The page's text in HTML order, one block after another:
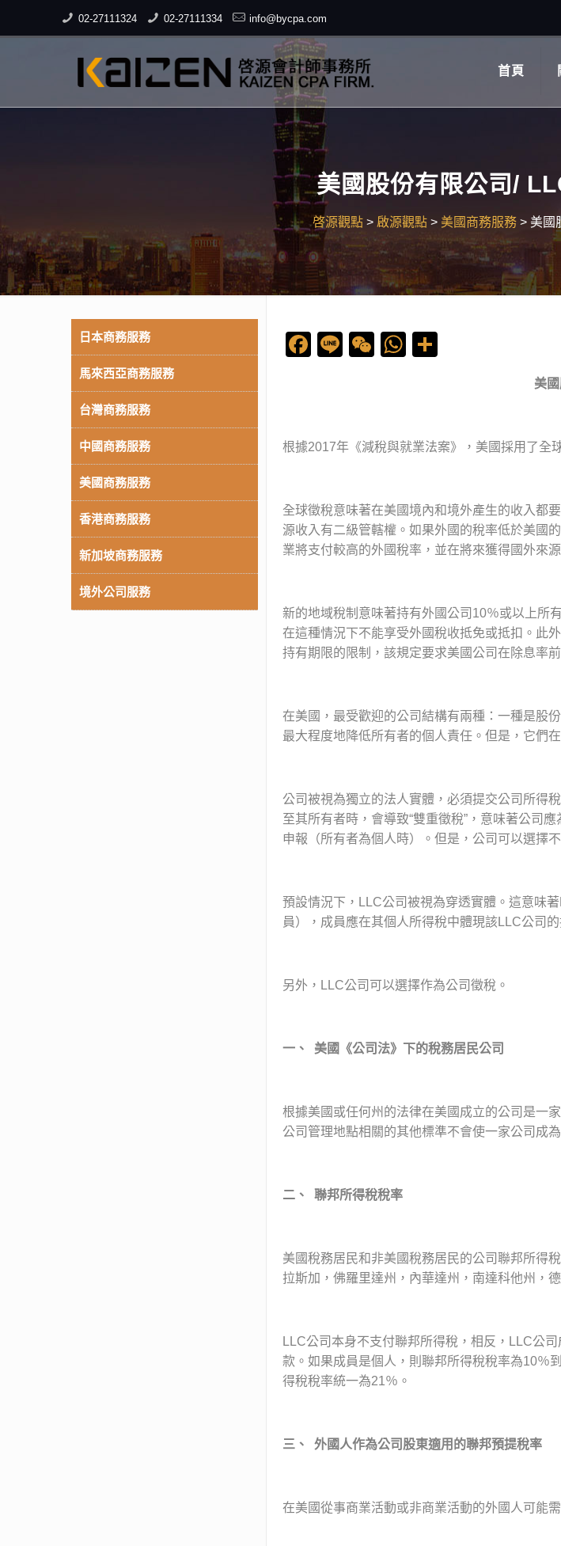
02-27111324 02-27111334 info@bycpa.com
首頁
美國股份有限公司/
啓源觀點 > 啟源觀點 > 美國商務服務 >美國
Facebook
LineWeChatWhatsApp
美
根據2017年《減稅與就業法案》，美國採用了全
全球徵稅意味著在美國境內和境外產生的收入都
源收入有二級管轄權。如果外國的稅率低於美國
業將支付較高的外國稅率，並在將來獲得國外來
新的地域稅制意味著持有外國公司10％或以上所
在這種情況下不能享受外國稅收抵免或抵扣。此
持有期限的限制，該規定要求美國公司在除息率
在美國，最受歡迎的公司結構有兩種：一種是股
最大程度地降低所有者的個人責任。但是，它們
公司被視為獨立的法人實體，必須提交公司所得
至其所有者時，會導致“雙重徵稅”，意味著公司
申報（所有者為個人時）。但是，公司可以選擇
預設情況下，LLC公司被視為穿透實體。這意味
員），成員應在其個人所得稅中體現該LLC公司的
另外，LLC公司可以選擇作為公司徵稅。
一、 美國《公司法》下的稅務居民公司
根據美國或任何州的法律在美國成立的公司是一
公司管理地點相關的其他標準不會使一家公司成
二、 聯邦所得稅稅率
美國稅務居民和非美國稅務居民的公司聯邦所得
拉斯加，佛羅里達州，內華達州，南達科他州，
LLC公司本身不支付聯邦所得稅，相反，LLC公
款。如果成員是個人，則聯邦所得稅稅率為10％
得稅稅率統一為21％。
三、 外國人作為公司股東適用的聯邦預提稅率
在美國從事商業活動或非商業活動的外國人可能
日本商務服務
馬來西亞商務服務
台灣商務服務
中國商務服務
美國商務服務
香港商務服務
新加坡商務服務
境外公司服務